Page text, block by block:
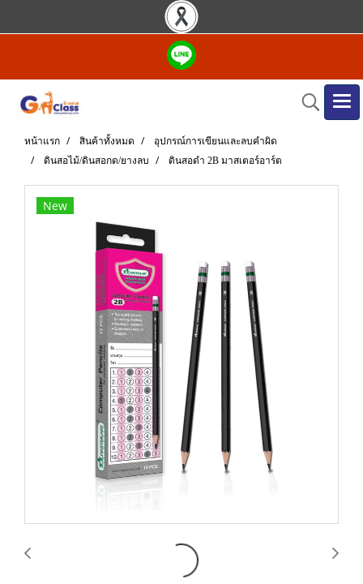
หน้าแรก สินค้าทั้งหมด
อุปกรณ์การเขียนและลบคำผิด
ดินสอไม้/ดินสอกด/ยางลบ
ดินสอดำ 2B มาสเตอร์อาร์ต
New